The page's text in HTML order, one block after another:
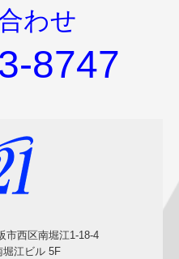
わせ
8747
市西区南堀江1-18-4
江ビル 5F